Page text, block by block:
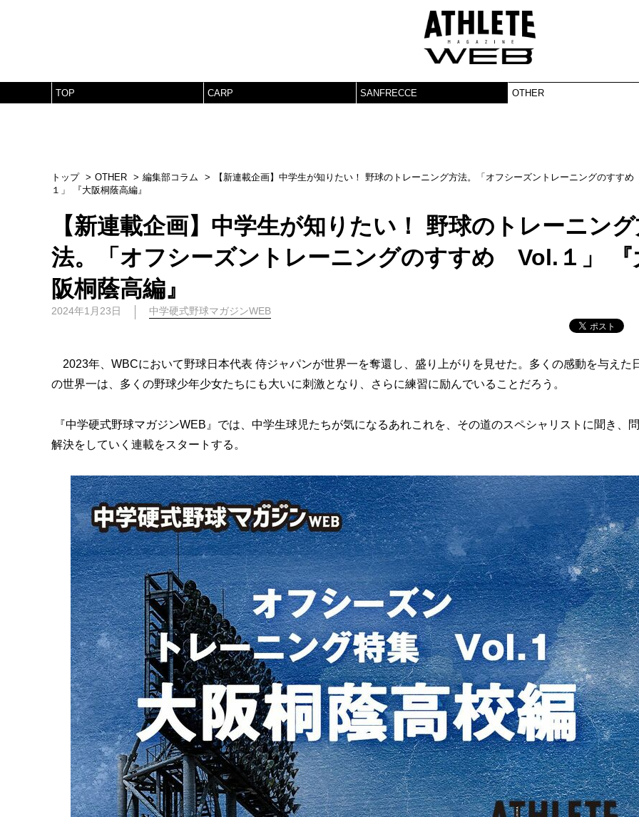
TOP CARP SANFRECCE OTHER
トップ OTHER 編集部コラム
【新連載企画】中学生が知りたい！ 野球のトレーニング方法。「オフシーズントレーニングのすす
１」 『大阪桐蔭高編』
【新連載企画】中学生が知りたい！ 野球のトレーニン
法。「オフシーズントレーニングのすすめ Vol.１」 『
阪桐蔭高編』
2024年1月23日 中学硬式野球マガジンWEB
2023年、WBCにおいて野球日本代表 侍ジャパンが世界一を奪還し、盛り上がりを見せた。多くの感動を与えた
の世界一は、多くの野球少年少女たちにも大いに刺激となり、さらに練習に励んでいることだろう。
『中学硬式野球マガジンWEB』では、中学生球児たちが気になるあれこれを、その道のスペシャリストに聞き、
解決をしていく連載をスタートする。